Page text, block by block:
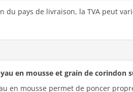
du pays de livraison, la TVA peut
en mousse et grain de corindon
en mousse permet de poncer